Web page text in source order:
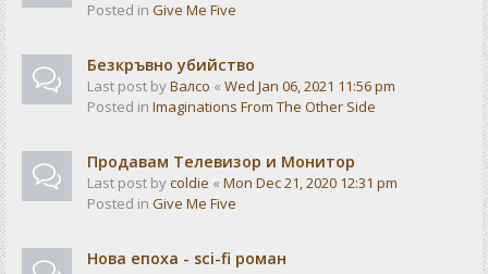
Posted in Give Me Five
Безкръвно убийство
Last post byВалсо « Wed Jan 06, 2021 11:56 pm
Posted in Imaginations From The Other Side
Продавам Телевизор и Монитор
Last post bycoldie « Mon Dec 21, 2020 12:31 pm
Posted in Give Me Five
Нова епоха - sci-fi роман